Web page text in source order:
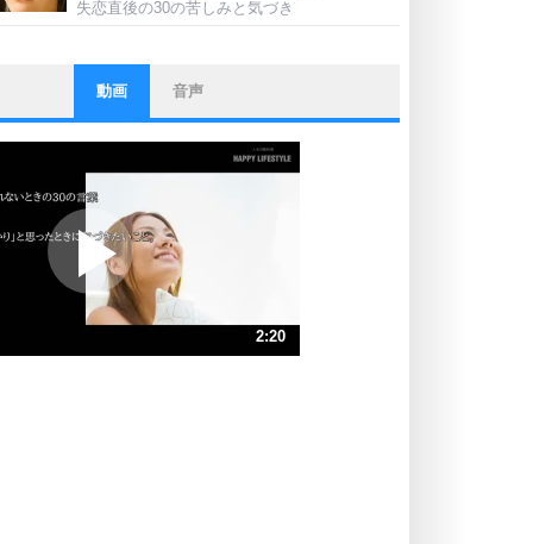
失恋直後の30の苦しみと気づき
ストレス対策
他人と比べない。
いっそのこと、他人を見ない。
いらいらしない人になる30の方法
プラス思考
ポジティブになれない原因は、行動
しないから。
ポジティブ思考になる30の方法
ストレス対策
動画 音声
2:20